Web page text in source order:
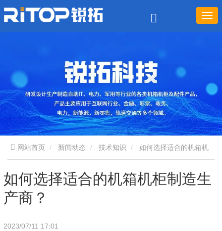
网站首页 新闻动态 技术知识
柜制造生产商？
如何选择适合的机箱机柜制造生
产商？
2023/07/11 17:01